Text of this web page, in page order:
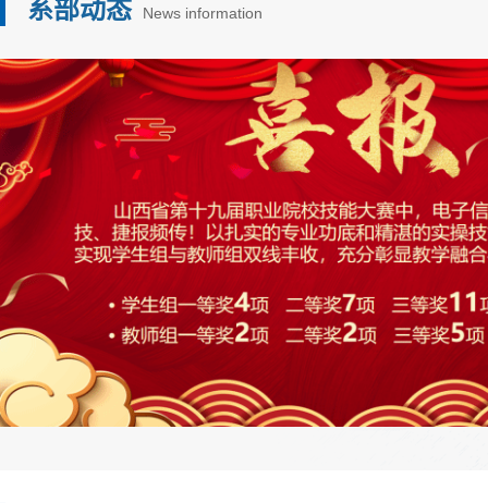
系部动态 News information